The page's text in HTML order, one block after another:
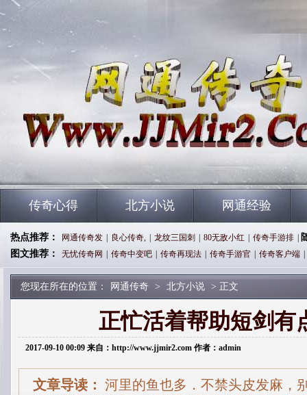
传奇心得 北方小说 网通经验
热点推荐： 网通传奇发 良心传奇, 龙纹三国刺 80无敌小红 传奇手游排
图文推荐：
无忧传奇网 传奇中变吧 传奇再现法 传奇手游官 传奇客户端
您现在所在的位置： 网通传奇 > 北方小说 > 正文
正忙活着帮助短剑有
2017-09-10 00:09 来自：http://www.jjmir2.com 作者：admin
文章导读： 河里的鱼也多．不禁头皮发麻，